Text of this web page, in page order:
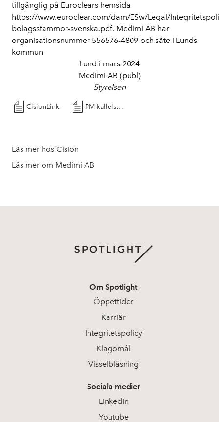
tillgänglig på Euroclears hemsida
https://www.euroclear.com/dam/ESw/Legal/
bolagsstammor-svenska.pdf. Medimi AB har
organisationsnummer 556576-4809 och säte i Lunds
kommun.
Lund i mars 2024
Medimi AB (publ)
Styrelsen
CisionLink PM kallelse Stämma 2024
Läs mer hos Cision
Läs mer om Medimi AB
Om Spotlight
Öppettider
Karriär
Integritetspolicy
Klagomål
Visselblåsning
Sociala medier
LinkedIn
Youtube